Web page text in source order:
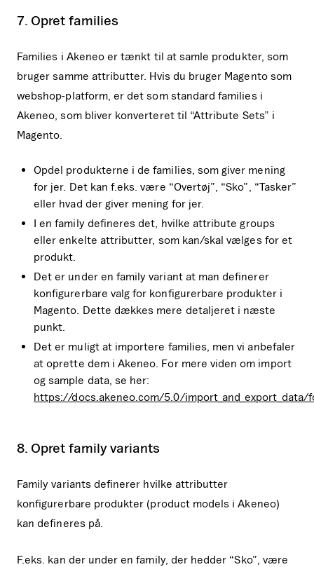
7. Opret families
Families i Akeneo er tænkt til at samle produkter, som
bruger samme attributter. Hvis du bruger Magento som
webshop-platform, er det som standard families i
Akeneo, som bliver konverteret til “Attribute Sets” i
Magento.
Opdel produkterne i de families, som giver mening
for jer. Det kan f.eks. være “Overtøj”, “Sko”, “Tasker”
eller hvad der giver mening for jer.
I en family defineres det, hvilke attribute groups
eller enkelte attributter, som kan/skal vælges for et
produkt.
Det er under en family variant at man definerer
konfigurerbare valg for konfigurerbare produkter i
Magento. Dette dækkes mere detaljeret i næste
punkt.
Det er muligt at importere families, men vi anbefaler
at oprette dem i Akeneo. For mere viden om import
og sample data, se her:
https://docs.akeneo.com/5.0/
8. Opret family variants
Family variants definerer hvilke attributter
konfigurerbare produkter (product models i Akeneo)
kan defineres på.
F.eks. kan der under en family, der hedder “Sko”, være